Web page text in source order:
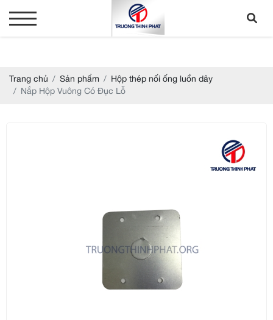
Trang chủ Sản phẩm
Hộp thép nối ống luồn dây
Nắp Hộp Vuông Có Đục Lỗ